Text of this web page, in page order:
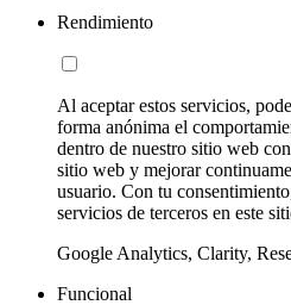
Rendimiento
Al aceptar estos servicios,
forma anónima el
dentro de nuestro sitio web
sitio web y mejorar
usuario. Con tu
servicios de terceros en este
Google Analytics, Clarity,
Funcional